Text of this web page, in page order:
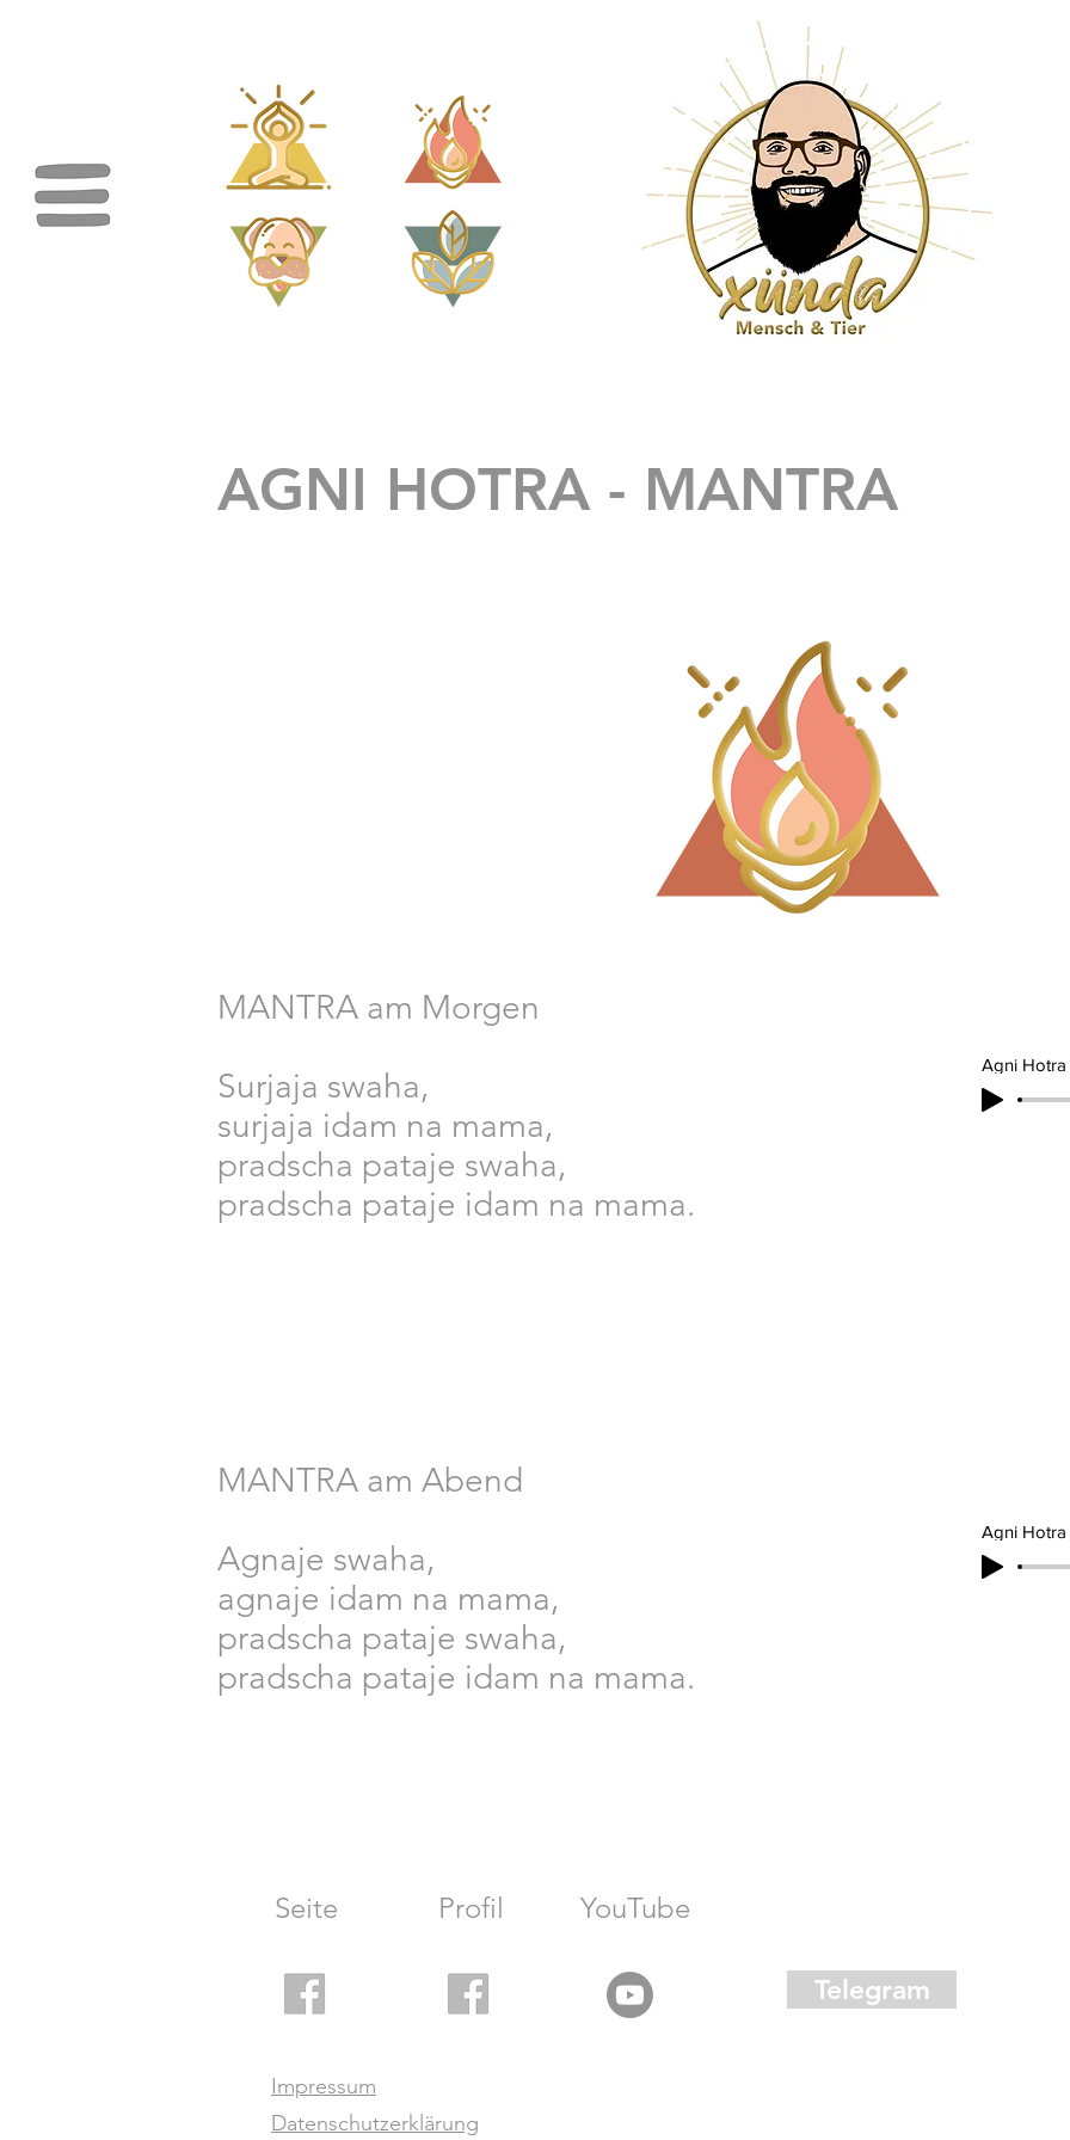
AGNI HOTRA - MANTRA
MANTRA am Morgen
Surjaja swaha,
surjaja idam na mama,
pradscha pataje swaha,
pradscha pataje idam na mama.
MANTRA am Abend
Agnaje swaha,
agnaje idam na mama,
pradscha pataje swaha,
pradscha pataje idam na mama.
Agni Hotra
Agni Hotra
Seite Profil YouTube
Telegram
Impressum
Datenschutzerklärung